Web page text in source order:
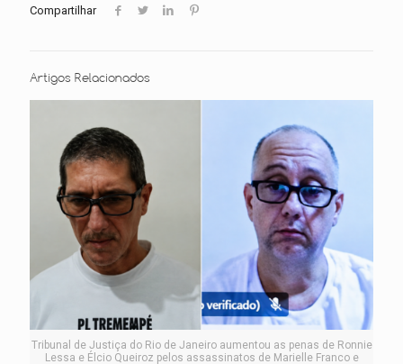
Compartilhar
Artigos Relacionados
Tribunal de Justiça do Rio de Janeiro aumentou as penas de Ronnie
Lessa e Élcio Queiroz pelos assassinatos de Marielle Franco e